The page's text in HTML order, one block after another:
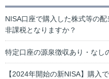
NISA口座で購入した株式等の
非課税となりますか？
特定口座の源泉徴収あり・なし
【2024年開始の新NISA】購入